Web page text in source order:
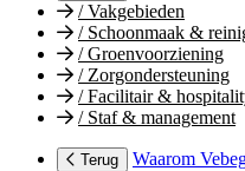
/Vakgebieden
/Schoonmaak &
/Groenvoorziening
/Zorgondersteuning
/Facilitair &
/Staf & management
Terug
Waarom